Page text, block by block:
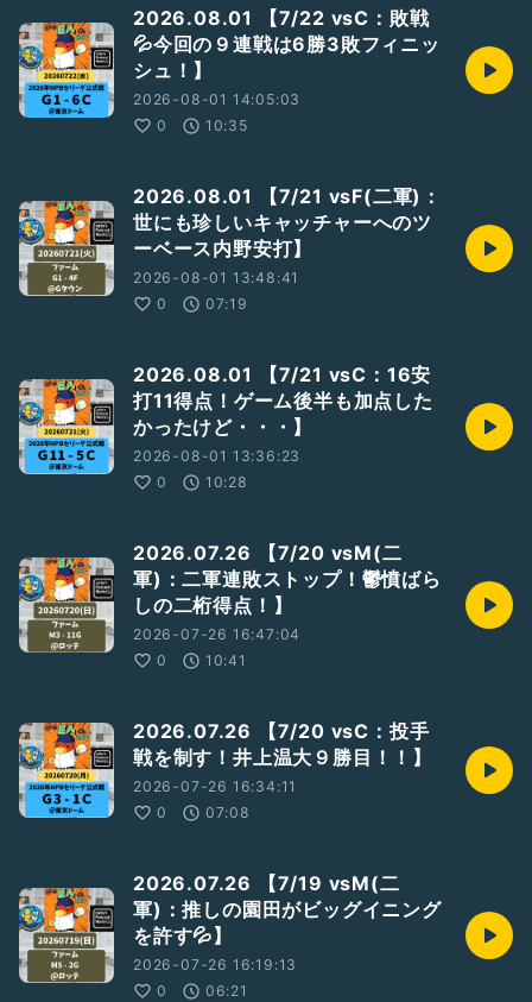
2026.08.01 【7/22 vsC：敗戦
💦今回の９連戦は6勝3敗フィニッ
シュ！】
2026-08-01 14:05:03
0
10:35
2026.08.01 【7/21 vsF(二軍)：
世にも珍しいキャッチャーへのツ
ーベース内野安打】
2026-08-01 13:48:41
0
07:19
2026.08.01 【7/21 vsC：16安
打11得点！ゲーム後半も加点した
かったけど・・・】
2026-08-01 13:36:23
0
10:28
2026.07.26 【7/20 vsM(二
軍)：二軍連敗ストップ！鬱憤ばら
しの二桁得点！】
2026-07-26 16:47:04
0
10:41
2026.07.26 【7/20 vsC：投手
戦を制す！井上温大９勝目！！】
2026-07-26 16:34:11
0
07:08
2026.07.26 【7/19 vsM(二
軍)：推しの園田がビッグイニング
を許す💦】
2026-07-26 16:19:13
0
06:21